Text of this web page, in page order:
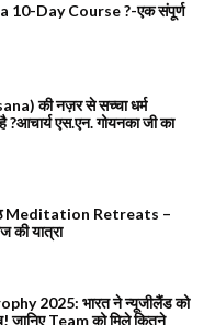
10-Day Course ?-एक संपूर्ण
की नज़र से सच्चा धर्म
एस.एन. गोयनका जी का
Meditation Retreats –
की यात्रा
2025: भारत ने न्यूजीलैंड को
जानिए Team को मिले कितने